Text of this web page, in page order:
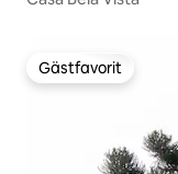
Gästfavorit
Gästfavorit